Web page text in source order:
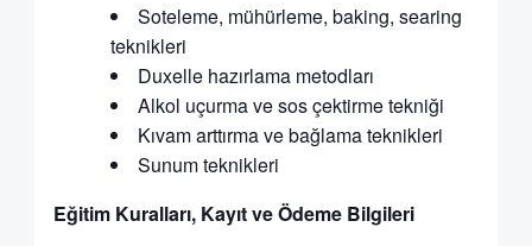
Soteleme, mühürleme, baking, searing
teknikleri
Duxelle hazırlama metodları
Alkol uçurma ve sos çektirme tekniği
Kıvam arttırma ve bağlama teknikleri
Sunum teknikleri
Eğitim Kuralları, Kayıt ve Ödeme Bilgileri